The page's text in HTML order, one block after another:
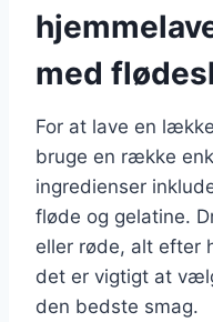
med
For at lave en
bruge en række
ingredienser
fløde og gelatine.
eller røde, alt efter
det er vigtigt at
den bedste smag.